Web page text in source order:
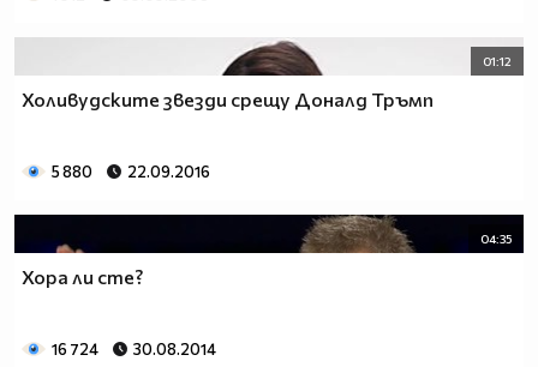
01:12
Холивудските звезди срещу Доналд Тръмп
5 880 22.09.2016
04:35
Хора ли сте?
16 724 30.08.2014